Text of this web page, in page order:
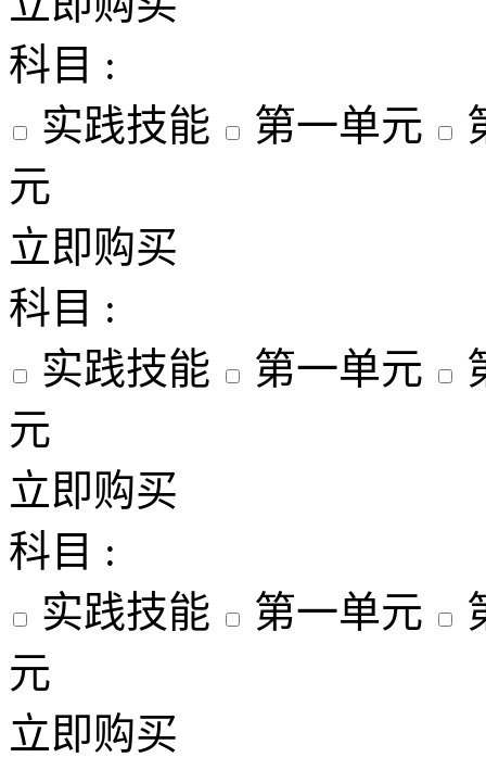
科目 :
实践技能
第一单元
元
立即购买
科目 :
实践技能
第一单元
元
立即购买
科目 :
实践技能
第一单元
元
立即购买